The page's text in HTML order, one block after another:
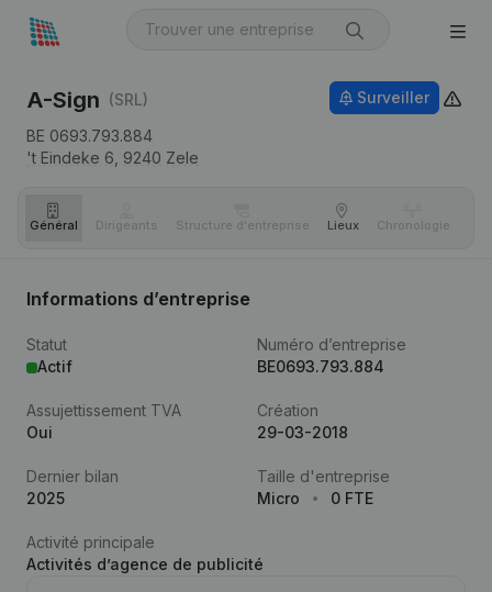
A-Sign (SRL)
BE 0693.793.884
't Eindeke 6, 9240 Zele
Surveiller
Général Dirigeants Structure d'entreprise Lieux Chronologie
Informations d’entreprise
Statut
Actif
Numéro d’entreprise
BE0693.793.884
Assujettissement TVA
Oui
Création
29-03-2018
Dernier bilan
2025
Taille d'entreprise
Micro
0 FTE
Activité principale
Activités d’agence de publicité